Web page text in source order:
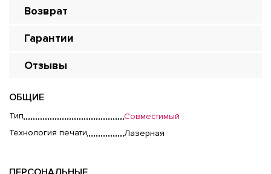
Возврат
Гарантии
Отзывы
ОБЩИЕ
Тип
Совместимый
Технология печати
Лазерная